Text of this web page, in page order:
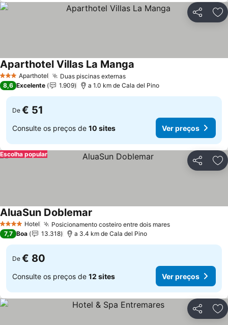
Partilhar
3 EstrelasAparthotel Duas piscinas externasVer preços
Aparthotel Villas La Manga
8,6 Excelente 1.909 a 1.0 km de Cala del Pino
De € 51
Consulte os preços de 10 sites Ver preços
Partilhar
Escolha popular
4 EstrelasHotel Posicionamento costeiro entre dois maresVer preços
AluaSun Doblemar
7,7 Boa 13.318 a 3.4 km de Cala del Pino
De € 80
Consulte os preços de 12 sites Ver preços
Partilhar